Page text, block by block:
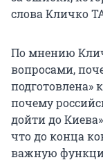
слова Кличко
По мнению
вопросами,
подготовлена»
почему
дойти до
что до конца
важную